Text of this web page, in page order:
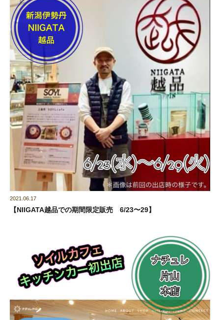
2021.06.17
【NIIGATA越品での期間限定販売 6/23〜29】